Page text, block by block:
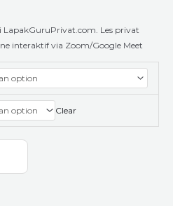
LapakGuruPrivat.com. Les privat
interaktif via Zoom/Google Meet
Clear